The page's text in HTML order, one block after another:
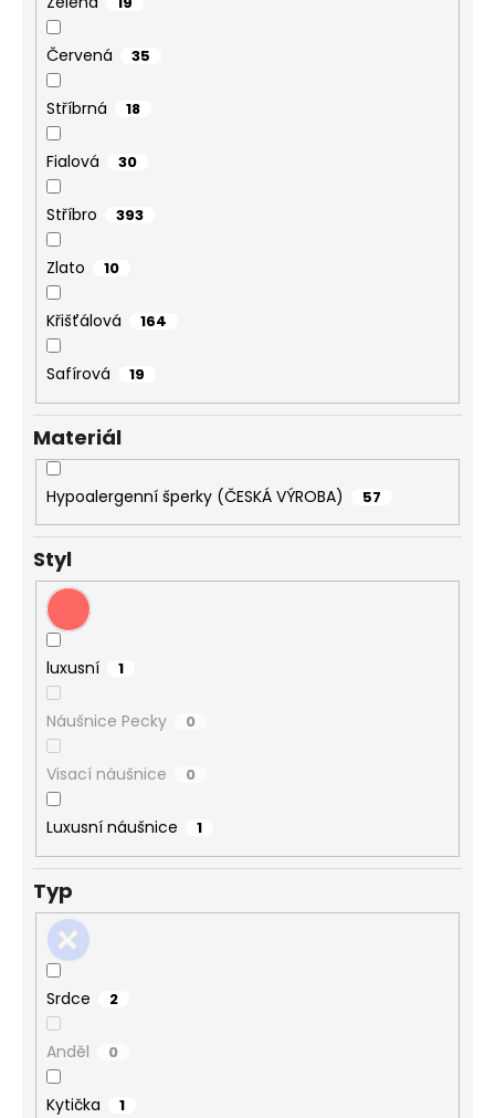
Červená 35
Stříbrná 18
Fialová 30
Stříbro 393
Zlato 10
Křišťálová 164
Safírová 19
Materiál
Hypoalergenní šperky (ČESKÁ VÝROBA) 57
Styl
luxusní 1
Náušnice Pecky 0
Visací náušnice 0
Luxusní náušnice 1
Typ
Srdce 2
Anděl 0
Kytička 1